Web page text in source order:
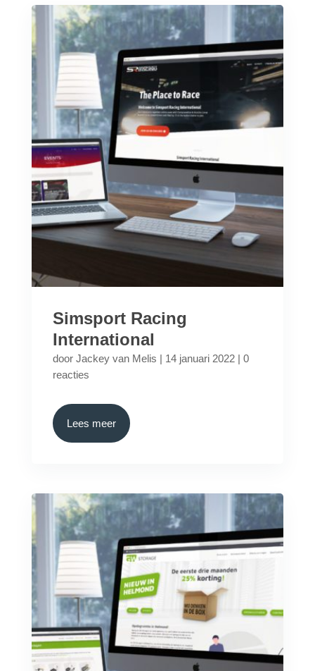
Simsport Racing
International
door Jackey van Melis | 14 januari 2022| 0
reacties
Lees meer